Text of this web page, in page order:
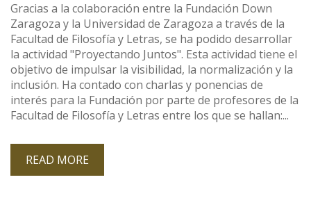
Gracias a la colaboración entre la Fundación Down
Zaragoza y la Universidad de Zaragoza a través de la
Facultad de Filosofía y Letras, se ha podido desarrollar
la actividad "Proyectando Juntos". Esta actividad tiene el
objetivo de impulsar la visibilidad, la normalización y la
inclusión. Ha contado con charlas y ponencias de
interés para la Fundación por parte de profesores de la
Facultad de Filosofía y Letras entre los que se hallan:...
READ MORE